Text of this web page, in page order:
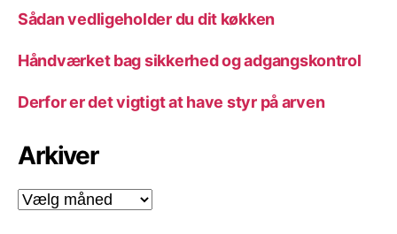
Sådan vedligeholder du dit køkken
Håndværket bag sikkerhed og adgangskontrol
Derfor er det vigtigt at have styr på arven
Arkiver
Arkiver